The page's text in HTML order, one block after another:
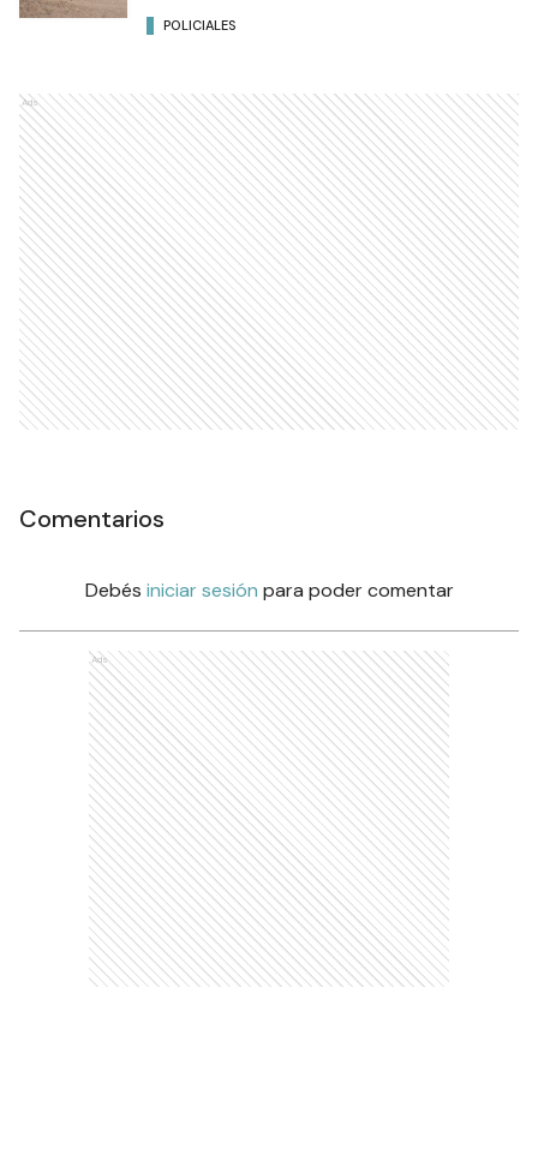
POLICIALES
Ads
Comentarios
Debés iniciar sesión para poder comentar
Ads